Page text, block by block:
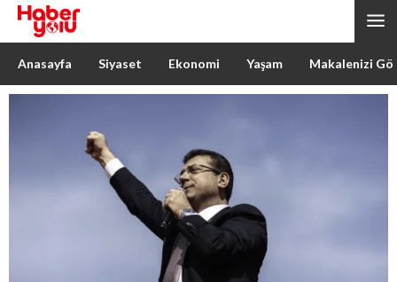
Anasayfa Siyaset Ekonomi Yaşam Makalenizi